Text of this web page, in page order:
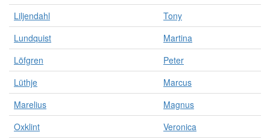
Liljendahl
Tony
Lundquist
Martina
Löfgren
Peter
Lüthje
Marcus
Marelius
Magnus
Oxklint
Veronica